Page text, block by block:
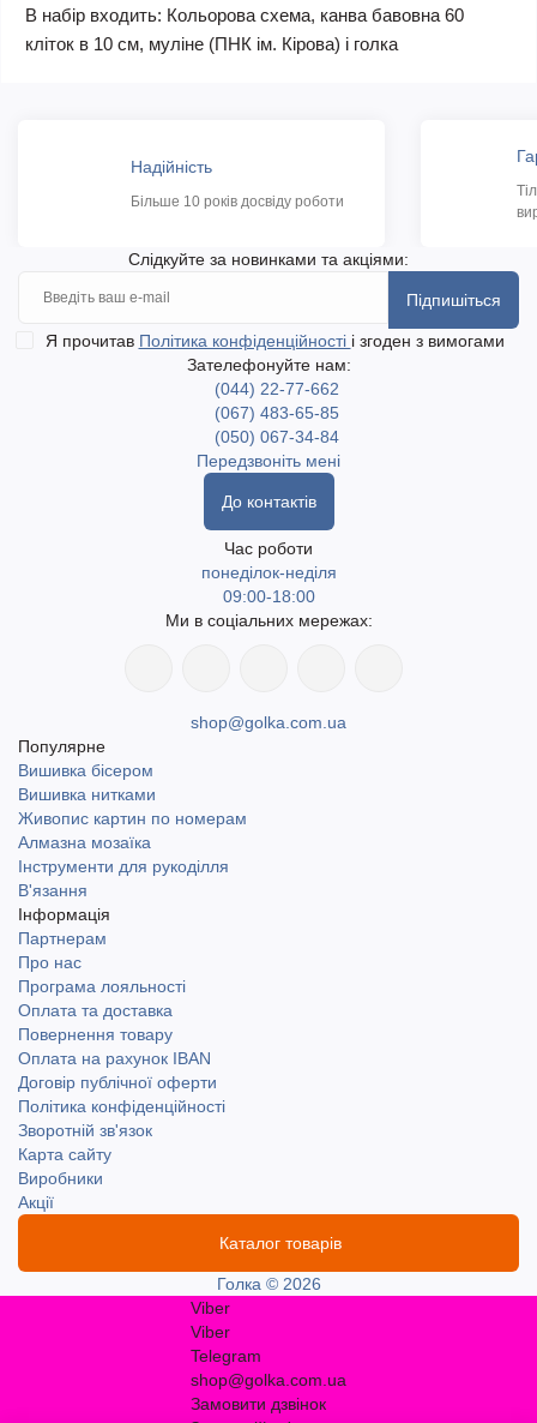
В набір входить: Кольорова схема, канва бавовна 60
кліток в 10 см, муліне (ПНК ім. Кірова) і голка
Надійність
Більше 10 років досвіду роботи
Слідкуйте за новинками та акціями:
Підпишіться
Я прочитав Політика конфіденційності і згоден з вимогами
Зателефонуйте нам:
(044) 22-77-662
(067) 483-65-85
(050) 067-34-84
Передзвоніть мені
До контактів
Час роботи
понеділок-неділя
09:00-18:00
Ми в соціальних мережах:
shop@golka.com.ua
Популярне
Вишивка бісером
Вишивка нитками
Живопис картин по номерам
Алмазна мозаїка
Інструменти для рукоділля
В'язання
Інформація
Партнерам
Про нас
Програма лояльності
Оплата та доставка
Повернення товару
Оплата на рахунок IBAN
Договір публічної оферти
Політика конфіденційності
Зворотній зв'язок
Карта сайту
Виробники
Акції
Каталог товарів
Голка © 2026
Viber
Viber
Telegram
shop@golka.com.ua
Замовити дзвінок